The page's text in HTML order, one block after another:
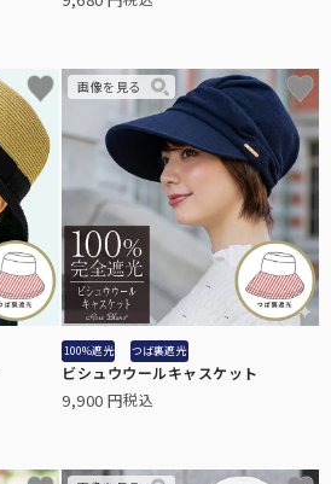
自動開閉
小さめで可愛らしい印象のシルエット。
サンバイザー
しっかり遮光する、バイザータイプの遮光
製で実現した100%遮光手袋。
カーテン
光するカーテン。
UVカット手袋
ホ操作や作業がしやすい手袋。
鯖江製の上質なサングラス。
100%遮光 つば裏遮光
ビシュウウールキャスケット
9,900 税込